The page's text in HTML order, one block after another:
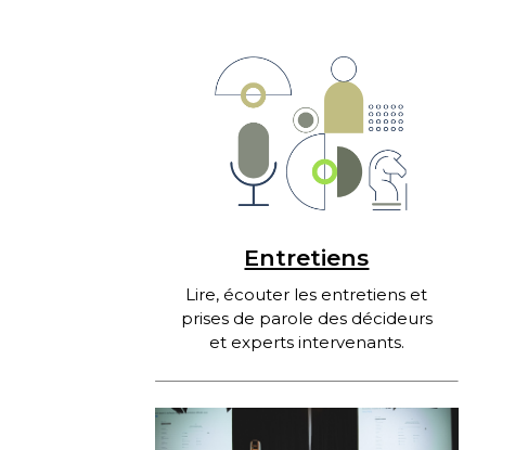
Entretiens
Lire, écouter les entretiens et
prises de parole des décideurs
et experts intervenants.